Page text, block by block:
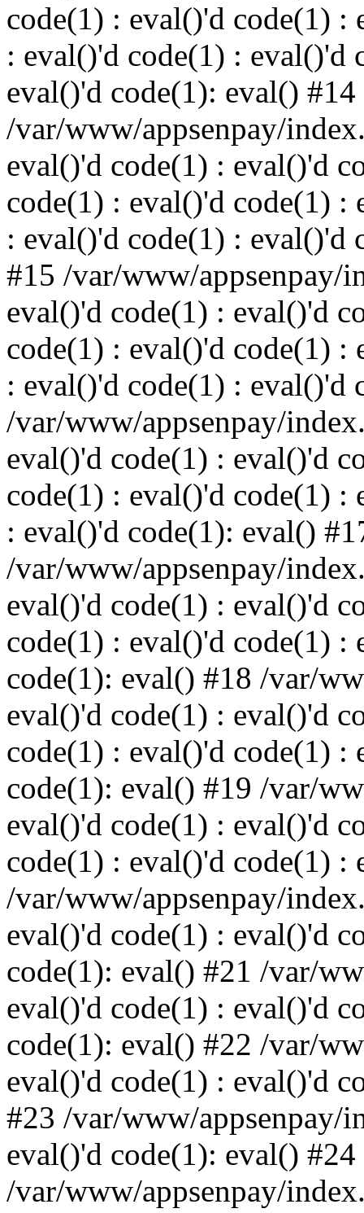
code(1) : eval()'d code(1) :
: eval()'d code(1) : eval()'d
eval()'d code(1): eval() #14
/var/www/appsenpay/
eval()'d code(1) : eval()'d
code(1) : eval()'d code(1) :
: eval()'d code(1) : eval()'d
#15 /var/www/appsenpay/
eval()'d code(1) : eval()'d
code(1) : eval()'d code(1) :
: eval()'d code(1) : eval()'d
/var/www/appsenpay/
eval()'d code(1) : eval()'d
code(1) : eval()'d code(1) :
: eval()'d code(1): eval()
/var/www/appsenpay/
eval()'d code(1) : eval()'d
code(1) : eval()'d code(1) :
code(1): eval() #18 /var/
eval()'d code(1) : eval()'d
code(1) : eval()'d code(1) :
code(1): eval() #19 /var/
eval()'d code(1) : eval()'d
code(1) : eval()'d code(1) :
/var/www/appsenpay/
eval()'d code(1) : eval()'d
code(1): eval() #21 /var/
eval()'d code(1) : eval()'d
code(1): eval() #22 /var/
eval()'d code(1) : eval()'d
#23 /var/www/appsenpay/
eval()'d code(1): eval() #24
/var/www/appsenpay/